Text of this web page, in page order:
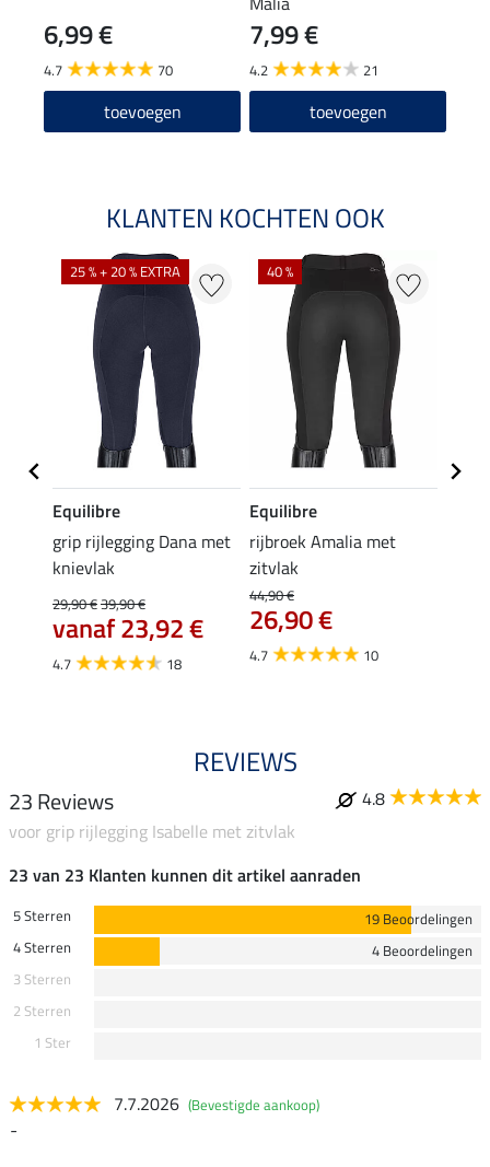
6,99 €
4.7 70
toevoegen
7,99 €
4.2 21
toevoegen
KLANTEN KOCHTEN OOK
25 % + 20 % EXTRA
Equilibre
grip rijlegging Dana met
knievlak
29,90 €39,90 €
vanaf 23,92 €
4.7 18
40 %
Equilibre
rijbroek Amalia met
zitvlak
44,90 €
26,90 €
4.7 10
REVIEWS
23 Reviews
4.8
voor grip rijlegging Isabelle met zitvlak
23 van 23 Klanten kunnen dit artikel aanraden
5 Sterren
19 Beoordelingen
4 Sterren
4 Beoordelingen
3 Sterren
2 Sterren
1 Ster
7.7.2026 (Bevestigde aankoop)
-